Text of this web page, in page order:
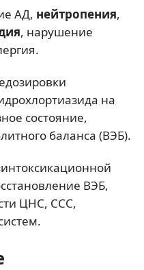
АД, нейтропения,
, нарушение
на
состояние,
баланса (ВЭБ).
ВЭБ,
ЦНС, ССС,